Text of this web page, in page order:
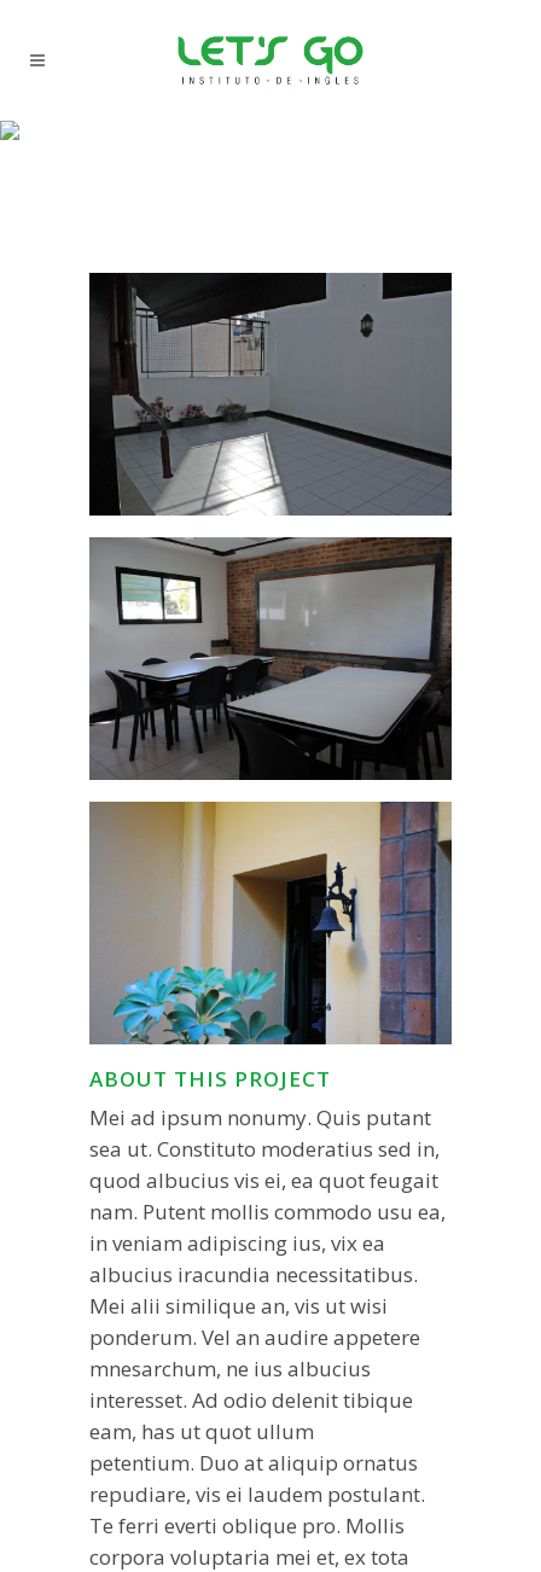
ABOUT THIS PROJECT
Mei ad ipsum nonumy. Quis putant
sea ut. Constituto moderatius sed in,
quod albucius vis ei, ea quot feugait
nam. Putent mollis commodo usu ea,
in veniam adipiscing ius, vix ea
albucius iracundia necessitatibus.
Mei alii similique an, vis ut wisi
ponderum. Vel an audire appetere
mnesarchum, ne ius albucius
interesset. Ad odio delenit tibique
eam, has ut quot ullum
petentium. Duo at aliquip ornatus
repudiare, vis ei laudem postulant.
Te ferri everti oblique pro. Mollis
corpora voluptaria mei et, ex tota